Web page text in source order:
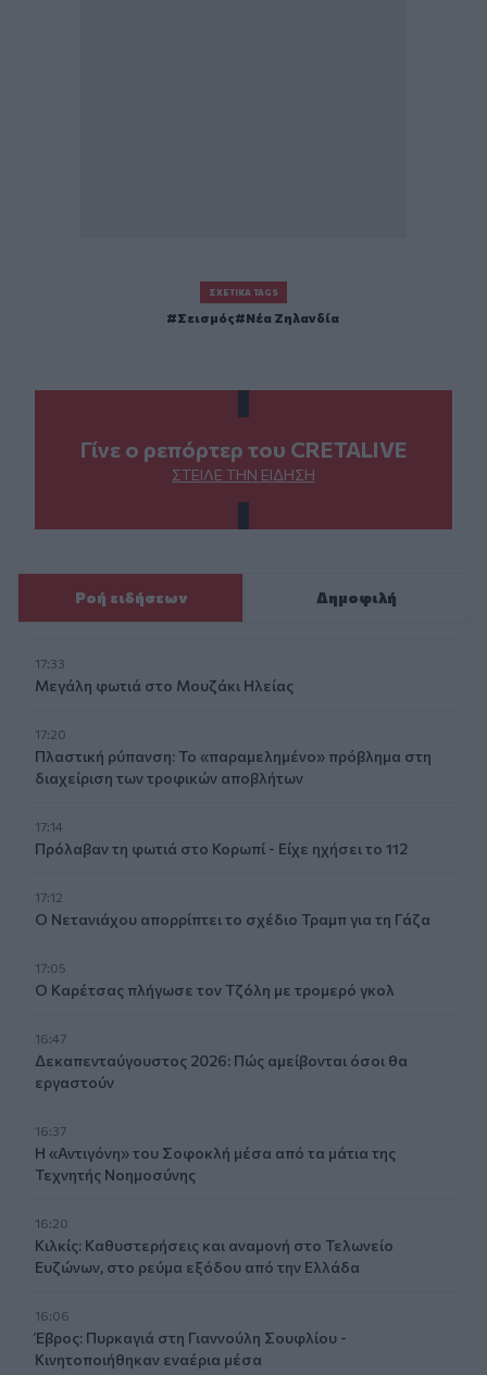
ΣΧΕΤΙΚΆ TAGS
Σεισμός Νέα Ζηλανδία
Γίνε ο ρεπόρτερ του CRETALIVE
ΣΤΕΊΛΕ ΤΗΝ ΕΊΔΗΣΗ
Ροή ειδήσεων Δημοφιλή
17:33
Μεγάλη φωτιά στο Μουζάκι Ηλείας
17:20
Πλαστική ρύπανση: Το «παραμελημένο» πρόβλημα στη
διαχείριση των τροφικών αποβλήτων
17:14
Πρόλαβαν τη φωτιά στο Κορωπί - Είχε ηχήσει το 112
17:12
Ο Νετανιάχου απορρίπτει το σχέδιο Τραμπ για τη Γάζα
17:05
Ο Καρέτσας πλήγωσε τον Τζόλη με τρομερό γκολ
16:47
Δεκαπενταύγουστος 2026: Πώς αμείβονται όσοι θα
εργαστούν
16:37
Η «Αντιγόνη» του Σοφοκλή μέσα από τα μάτια της
Τεχνητής Νοημοσύνης
16:20
Κιλκίς: Καθυστερήσεις και αναμονή στο Τελωνείο
Ευζώνων, στο ρεύμα εξόδου από την Ελλάδα
16:06
Έβρος: Πυρκαγιά στη Γιαννούλη Σουφλίου -
Κινητοποιήθηκαν εναέρια μέσα